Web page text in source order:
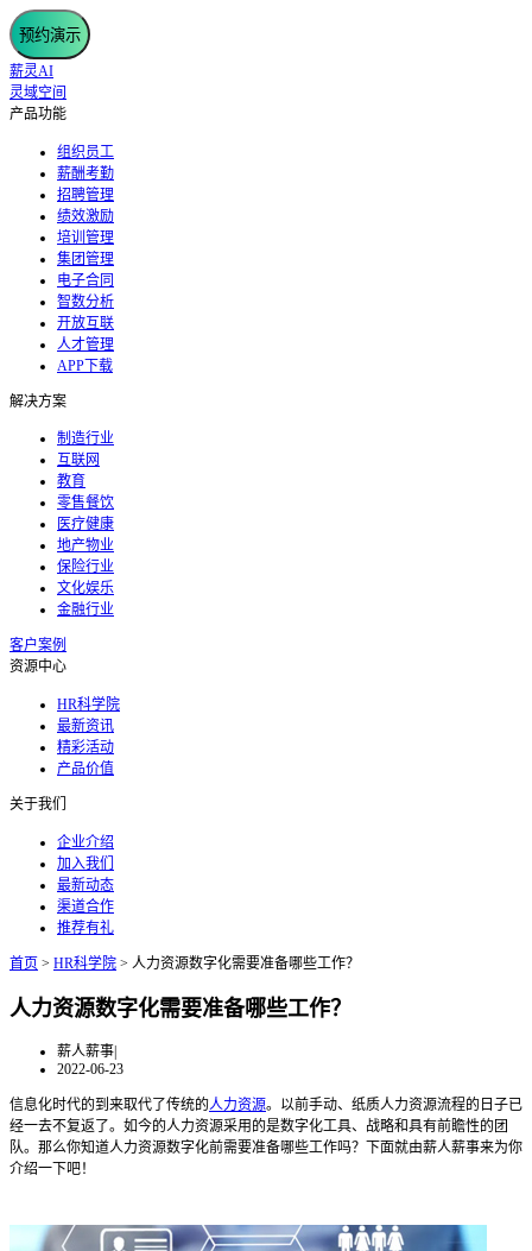
预约演示
薪灵AI
灵域空间
产品功能
组织员工
薪酬考勤
招聘管理
绩效激励
培训管理
集团管理
电子合同
智数分析
开放互联
人才管理
APP下载
解决方案
制造行业
互联网
教育
零售餐饮
医疗健康
地产物业
保险行业
文化娱乐
金融行业
客户案例
资源中心
HR科学院
最新资讯
精彩活动
产品价值
关于我们
企业介绍
加入我们
最新动态
渠道合作
推荐有礼
首页 > HR科学院 > 人力资源数字化需要准备哪些工作？
人力资源数字化需要准备哪些工作？
薪人薪事|
2022-06-23
信息化时代的到来取代了传统的人力资源。以前手动、纸质人力资源流程的日子已
经一去不复返了。如今的人力资源采用的是数字化工具、战略和具有前瞻性的团
队。那么你知道人力资源数字化前需要准备哪些工作吗？下面就由薪人薪事来为你
介绍一下吧！